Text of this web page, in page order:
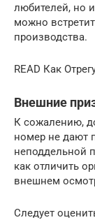
любителей, но
можно
производства.
READ Как
Внешние
К сожалению,
номер не дают
неподдельной
как отличить
внешнем
Следует